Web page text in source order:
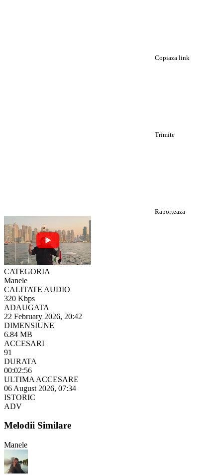
Copiaza link
Trimite
Raporteaza
CATEGORIA
Manele
CALITATE AUDIO
320 Kbps
ADAUGATA
22 February 2026, 20:42
DIMENSIUNE
6.84 MB
ACCESARI
91
DURATA
00:02:56
ULTIMA ACCESARE
06 August 2026, 07:34
ISTORIC
ADV
Melodii Similare
Manele